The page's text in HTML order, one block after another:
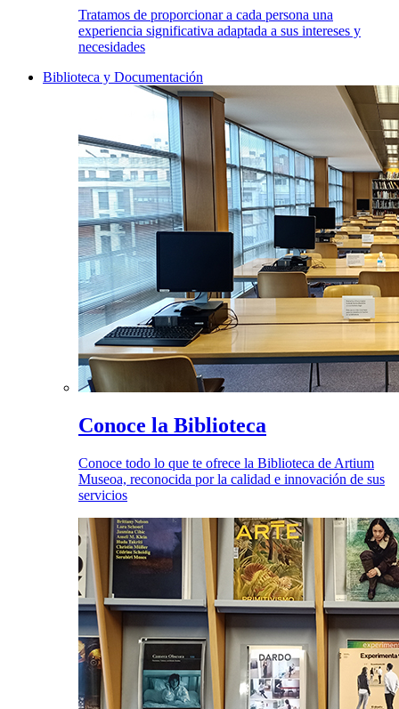
Tratamos de proporcionar a cada persona una
experiencia significativa adaptada a sus intereses y
necesidades
Biblioteca y Documentación
Conoce la Biblioteca
Conoce todo lo que te ofrece la Biblioteca de Artium
Museoa, reconocida por la calidad e innovación de sus
servicios